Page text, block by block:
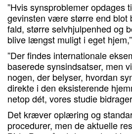
”Hvis synsproblemer opdages
gevinsten være større end blot
fald, større selvhjulpenhed og
blive længst muligt i eget
”Der findes internationale
baserede synsindsatser, men
nogen, der belyser, hvordan
direkte i den eksisterende
netop dét, vores studie
Det kræver oplæring og
procedurer, men de aktuelle